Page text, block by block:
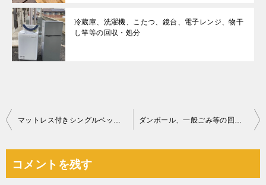
冷蔵庫、洗濯機、こたつ、鏡台、電子レンジ、物干
し竿等の回収・処分
投
ビ
コメントを残す